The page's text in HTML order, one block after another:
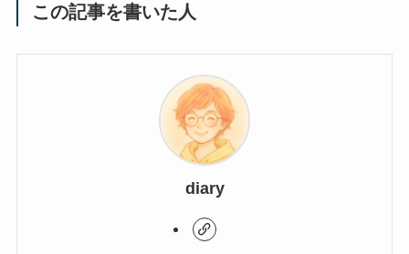
この記事を書いた人
diary